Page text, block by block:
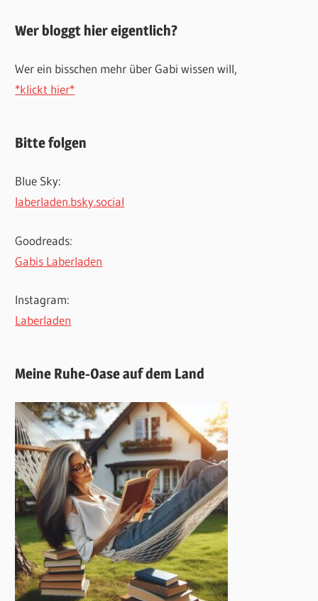
Wer bloggt hier eigentlich?
Wer ein bisschen mehr über Gabi wissen will,
*klickt hier*
Bitte folgen
Blue Sky:
laberladen.bsky.social
Goodreads:
Gabis Laberladen
Instagram:
Laberladen
Meine Ruhe-Oase auf dem Land